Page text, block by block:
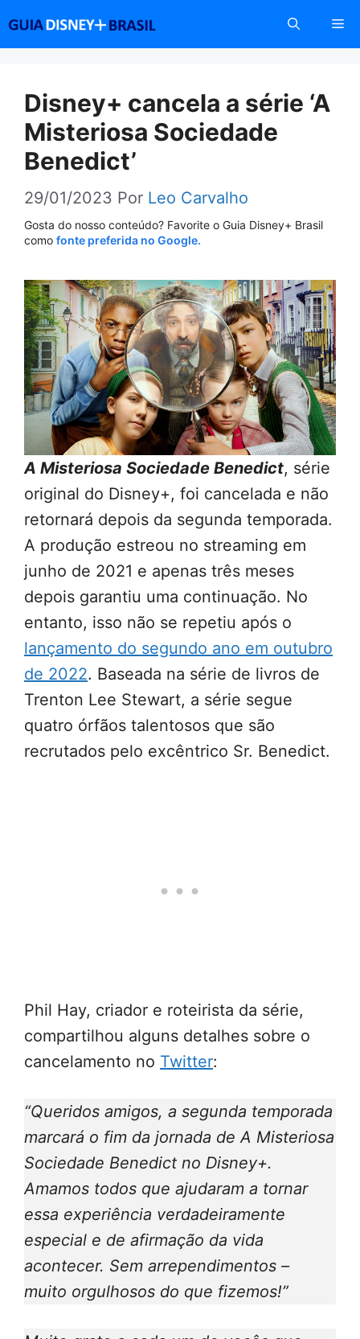
conteúdo
Disney+ cancela a série ‘A
Misteriosa Sociedade
Benedict’
29/01/2023 Por Leo Carvalho
Gosta do nosso conteúdo? Favorite o Guia Disney+ Brasil
como fonte preferida no Google.
A Misteriosa Sociedade Benedict, série
original do Disney+, foi cancelada e não
retornará depois da segunda temporada.
A produção estreou no streaming em
junho de 2021 e apenas três meses
depois garantiu uma continuação. No
entanto, isso não se repetiu após o
lançamento do segundo ano em outubro
de 2022. Baseada na série de livros de
Trenton Lee Stewart, a série segue
quatro órfãos talentosos que são
recrutados pelo excêntrico Sr. Benedict.
Phil Hay, criador e roteirista da série,
compartilhou alguns detalhes sobre o
cancelamento no Twitter:
“Queridos amigos, a segunda temporada
marcará o fim da jornada de A Misteriosa
Sociedade Benedict no Disney+.
Amamos todos que ajudaram a tornar
essa experiência verdadeiramente
especial e de afirmação da vida
acontecer. Sem arrependimentos –
muito orgulhosos do que fizemos!”